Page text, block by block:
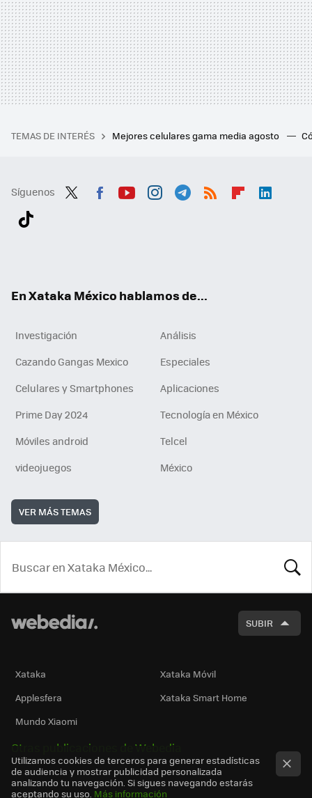
TEMAS DE INTERÉS Mejores celulares gama media agosto
Síguenos
En Xataka México hablamos de...
Investigación
Análisis
Cazando Gangas Mexico
Especiales
Celulares y Smartphones
Aplicaciones
Prime Day 2024
Tecnología en México
Móviles android
Telcel
videojuegos
México
VER MÁS TEMAS
SUBIR
Xataka
Xataka Móvil
Applesfera
Xataka Smart Home
Mundo Xiaomi
Otras publicaciones de Webedia
Utilizamos cookies de terceros para generar estadísticas
de audiencia y mostrar publicidad personalizada
analizando tu navegación. Si sigues navegando estarás
aceptando su uso. Más información